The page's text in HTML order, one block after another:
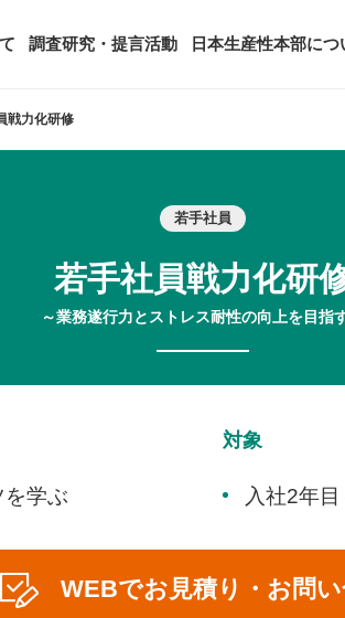
調査研究・提言活動 日本生産性本部につ
生産性シンポジ
国際連携・国際
活動組織
ヘルスに関する調査
顧客満足度調査
レジャー白書
雇用・賃金に関
財務に関する資料
日本生産性本部
アクセス
全国の生産性
ナー
アーカイブ研
オーダーメイ
参加者の声
コンサルタン
戦力化研修
若手社員
若手社員戦力化研
～業務遂行力とストレス耐性の向上を目指
学ぶ
対象
入社2年
WEBでお見積り・お問